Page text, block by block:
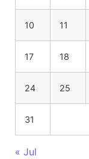
10 11
17 18
24 25
31
« Jul